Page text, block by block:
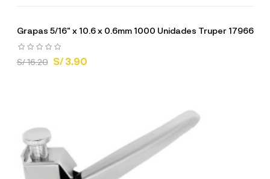
Grapas 5/16" x 10.6 x 0.6mm 1000 Unidades Truper 17966
S/ 16.20 S/ 3.90